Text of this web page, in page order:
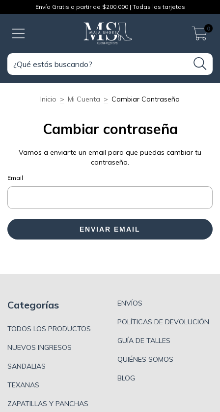
Envío Gratis a partir de $200.000 | Todas las tarjetas
0
Inicio > Mi Cuenta > Cambiar Contraseña
Cambiar contraseña
Vamos a enviarte un email para que puedas cambiar tu
contraseña.
Email
ENVIAR EMAIL
Categorías
TODOS LOS PRODUCTOS
NUEVOS INGRESOS
SANDALIAS
TEXANAS
ZAPATILLAS Y PANCHAS
ENVÍOS
POLÍTICAS DE DEVOLUCIÓN
GUÍA DE TALLES
QUIÉNES SOMOS
BLOG